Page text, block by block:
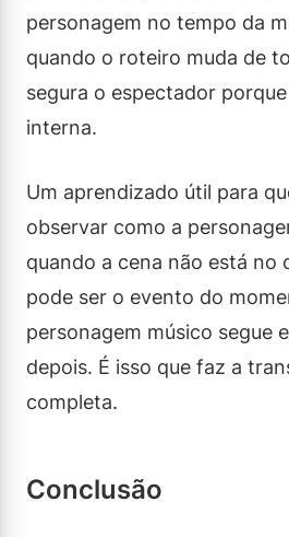
personagem no tempo da
quando o roteiro muda de
segura o espectador
interna.
Um aprendizado útil para
observar como a
quando a cena não está no
pode ser o evento do
personagem músico segue
depois. É isso que faz a
completa.
Conclusão